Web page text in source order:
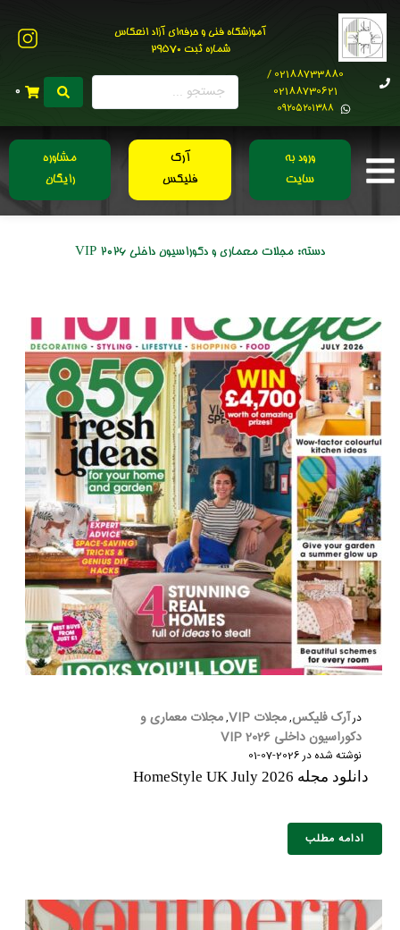
آموزشگاه فنی و حرفه‌ای آزاد انعکاس
شماره ثبت 29570
02188733880 /
02188730621
0۹۲۰۵۲۰۱۳۸۸
0
ورود به
سایت
آرک
فلیکس
مشاوره
رایگان
دسته: مجلات معماری و دکوراسیون داخلی 2026 VIP
درآرک فلیکس,مجلات VIP ,مجلات معماری و
دکوراسیون داخلی 2026 VIP
نوشته شده در2026-07-01
دانلود مجله HomeStyle UK July 2026
ادامه مطلب